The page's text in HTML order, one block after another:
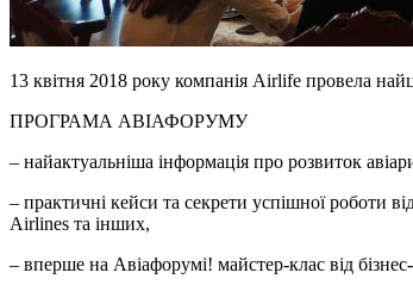
13 квітня 2018 року компанія Airlife провела
ПРОГРАМА АВІАФОРУМУ
– найактуальніша інформація про розвиток
– практичні кейси та секрети успішної роботи
Airlines та інших,
– вперше на Авіафорумі! майстер-клас від